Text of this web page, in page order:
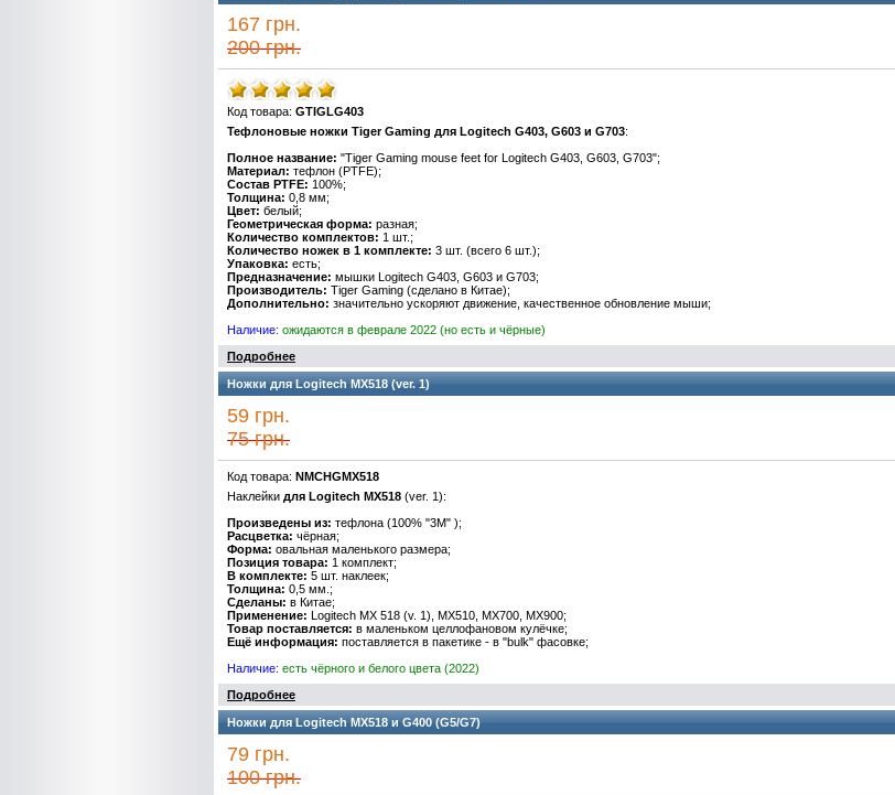
167 грн.
200 грн.
Код товара: GTIGLG403
Тефлоновые ножки Tiger Gaming для Logitech G403, G603 и G703:
Полное название: "Tiger Gaming mouse feet for Logitech G403, G603, G703";
Материал: тефлон (PTFE);
Состав PTFE: 100%;
Толщина: 0,8 мм;
Цвет: белый;
Геометрическая форма: разная;
Количество комплектов: 1 шт.;
Количество ножек в 1 комплекте: 3 шт. (всего 6 шт.);
Упаковка: есть;
Предназначение: мышки Logitech G403, G603 и G703;
Производитель: Tiger Gaming (сделано в Китае);
Дополнительно: значительно ускоряют движение, качественное обновление мыши;
Наличие: ожидаются в феврале 2022 (но есть и чёрные)
Подробнее
Ножки для Logitech MX518 (ver. 1)
59 грн.
75 грн.
Код товара: NMCHGMX518
Наклейки для Logitech MX518 (ver. 1):
Произведены из: тефлона (100% "3M" );
Расцветка: чёрная;
Форма: овальная маленького размера;
Позиция товара: 1 комплект;
В комплекте: 5 шт. наклеек;
Толщина: 0,5 мм.;
Сделаны: в Китае;
Применение: Logitech MX 518 (v. 1), MX510, MX700, MX900;
Товар поставляется: в маленьком целлофановом кулёчке;
Ещё информация: поставляется в пакетике - в "bulk" фасовке;
Наличие: есть чёрного и белого цвета (2022)
Подробнее
Ножки для Logitech MX518 и G400 (G5/G7)
79 грн.
100 грн.